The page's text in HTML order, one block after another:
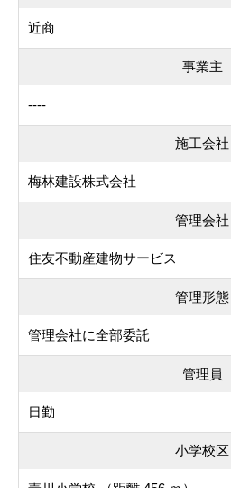
近商
事業主
----
施工会社
梅林建設株式会社
管理会社
住友不動産建物サービス
管理形態
管理会社に全部委託
管理員
日勤
小学校区